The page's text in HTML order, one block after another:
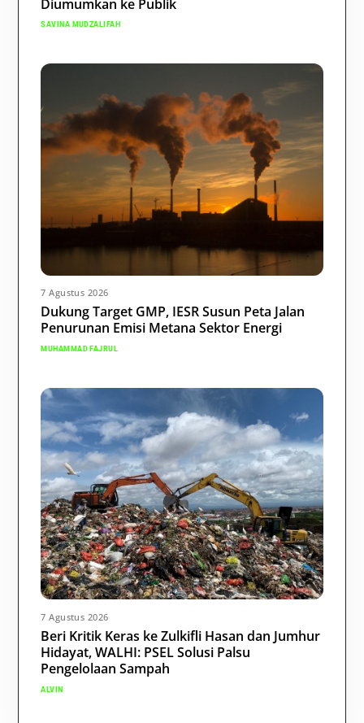
Diumumkan ke Publik
SAVINA MUDZALIFAH
7 Agustus 2026
Dukung Target GMP, IESR Susun Peta Jalan
Penurunan Emisi Metana Sektor Energi
MUHAMMAD FAJRUL
7 Agustus 2026
Beri Kritik Keras ke Zulkifli Hasan dan Jumhur
Hidayat, WALHI: PSEL Solusi Palsu
Pengelolaan Sampah
ALVIN